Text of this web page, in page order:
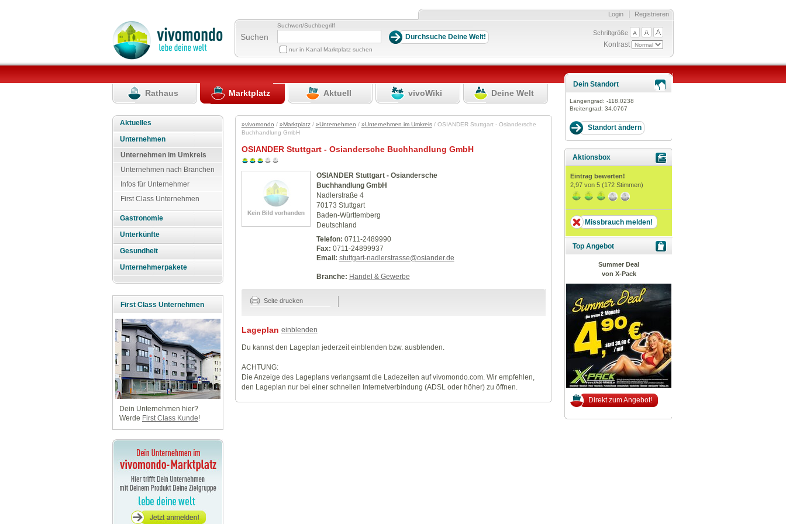
Registrieren
Login
Suchen
Suchwort/Suchbegriff
nur in Kanal Marktplatz suchen
Schriftgröße
Kontrast
Rathaus Marktplatz Aktuell vivoWiki Deine Welt
Aktuelles
Unternehmen
Unternehmen im Umkreis
Unternehmen nach Branchen
Infos für Unternehmer
First Class Unternehmen
Gastronomie
Unterkünfte
Gesundheit
Unternehmerpakete
First Class Unternehmen
Dein Unternehmen hier?
Werde First Class Kunde!
»vivomondo / »Marktplatz/ »Unternehmen / »Unternehmen im Umkreis/ OSIANDER Stuttgart - Osiandersche
Buchhandlung GmbH
OSIANDER Stuttgart - Osiandersche Buchhandlung GmbH
OSIANDER Stuttgart - Osiandersche
Buchhandlung GmbH
Nadlerstraße 4
70173 Stuttgart
Baden-Württemberg
Deutschland
Telefon: 0711-2489990
Fax: 0711-24899937
Email: stuttgart-nadlerstrasse@osiander.de
Branche: Handel & Gewerbe
Seite drucken
Lageplan einblenden
Du kannst den Lageplan jederzeit einblenden bzw. ausblenden.
ACHTUNG:
Die Anzeige des Lageplans verlangsamt die Ladezeiten auf vivomondo.com. Wir empfehlen,
den Lageplan nur bei einer schnellen Internetverbindung (ADSL oder höher) zu öffnen.
Dein Standort
Längengrad: -118.0238
Breitengrad: 34.0767
Aktionsbox
Eintrag bewerten!
2,97 von 5 (172 Stimmen)
Missbrauch melden!
Top Angebot
Summer Deal
von X-Pack
Direkt zum Angebot!